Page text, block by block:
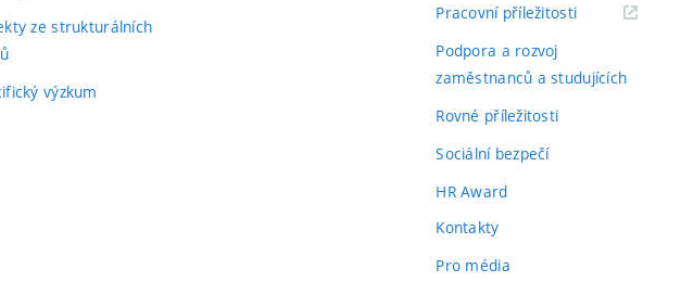
ze strukturálních
výzkum
Pracovní příležitosti(externí
Podpora a rozvoj
zaměstnanců a studujících
Rovné příležitosti
Sociální bezpečí
HR Award
Kontakty
Pro média